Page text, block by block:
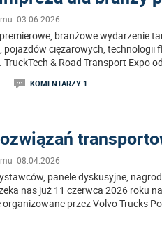
03.06.2026
branżowe wydarzenie
pojazdów ciężarowych, technologii
TruckTech & Road Transport Expo
KOMENTARZY 1
08.04.2026
panele dyskusyjne,
nas już 11 czerwca 2026 roku
organizowane przez Volvo Trucks